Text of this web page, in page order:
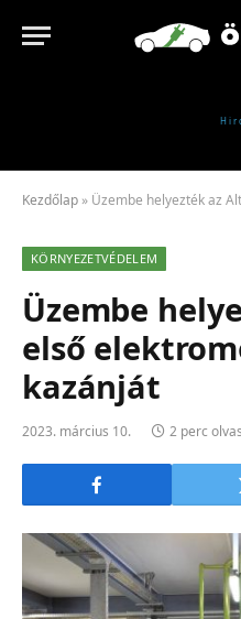
Kezdőlap » Üzembe helyezték az
KÖRNYEZETVÉDELEM
Üzembe
első
kazánját
2023. március 10. 2 perc